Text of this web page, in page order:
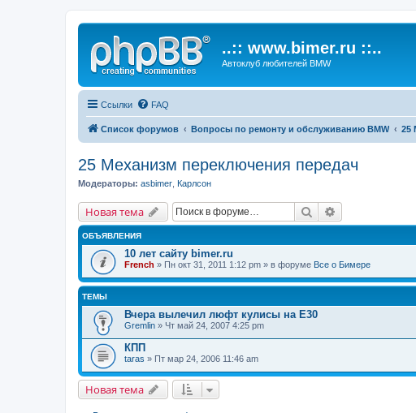
..:: www.bimer.ru ::..
Автоклуб любителей BMW
Ссылки FAQ
Список форумов Вопросы по ремонту и обслуживанию BMW 25
25 Механизм переключения передач
Модераторы: asbimer Карлсон
Новая тема Поиск
ОБЪЯВЛЕНИЯ
10 лет сайту bimer.ru
French » Пн окт 31, 2011 1:12 pm » в форуме Все о Бимере
ТЕМЫ
Вчера вылечил люфт кулисы на E30
Gremlin » Чт май 24, 2007 4:25 pm
КПП
taras » Пт мар 24, 2006 11:46 am
Новая тема